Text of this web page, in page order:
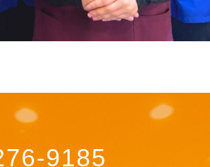
9185